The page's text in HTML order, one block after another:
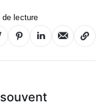
de lecture